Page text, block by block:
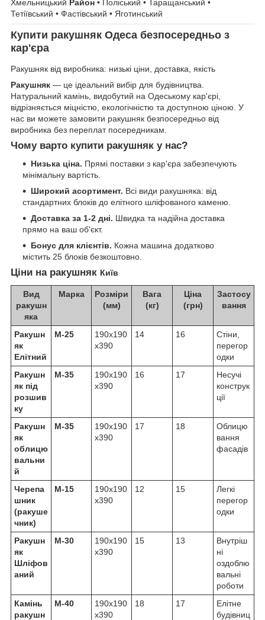
Хмельницький Район • Поліський • Таращанський •
Тетіївський • Фастівський • Яготинський
Купити ракушняк Одеса безпосередньо з
кар'єра
Ракушняк від виробника: низькі ціни, доставка, якість
Ракушняк — це ідеальний вибір для будівництва.
Натуральний камінь, видобутий на Одеському кар'єрі,
відрізняється міцністю, екологічністю та доступною ціною. У
нас ви можете замовити ракушняк безпосередньо від
виробника без переплат посередникам.
Чому варто купити ракушняк у нас?
Низька ціна. Прямі поставки з кар'єра забезпечують
мінімальну вартість.
Широкий асортимент. Всі види ракушняка: від
стандартних блоків до елітного шліфованого каменю.
Доставка за 1-2 дні. Швидка та надійна доставка
прямо на ваш об'єкт.
Бонус для клієнтів. Кожна машина додатково
містить 25 блоків безкоштовно.
Ціни на ракушняк Київ
Вид
ракушн
яка
Марка
Розміри
(мм)
Вага
(кг)
Ціна
(грн)
Застосу
вання
Ракушн
як
Елітний
М-25
190х190
х390
14 16
Стіни,
перегор
одки
Ракушн
як під
розшив
ку
М-35
190х190
х390
16 17
Несучі
конструк
ції
Ракушн
як
облицю
вальни
й
М-35
190х190
х390
17 18
Облицю
вання
фасадів
Черепа
шник
(ракуше
чник)
М-15
190х190
х390
12 15
Легкі
перегор
одки
Ракушн
як
Шліфов
аний
М-30
190х190
х390
15 13
Внутріш
ні
оздоблю
вальні
роботи
Камінь
ракушн
М-40
190х190
х390
18 17
Елітне
будівниц